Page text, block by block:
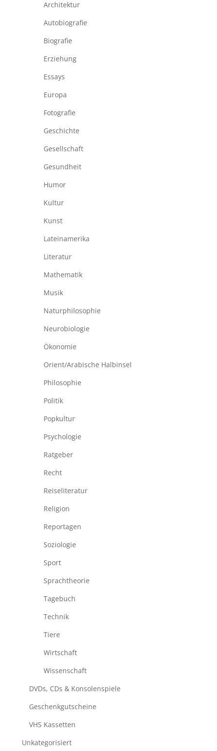
Architektur
Autobiografie
Biografie
Erziehung
Essays
Europa
Fotografie
Geschichte
Gesellschaft
Gesundheit
Humor
Kultur
Kunst
Lateinamerika
Literatur
Mathematik
Musik
Naturphilosophie
Neurobiologie
Ökonomie
Orient/Arabische Halbinsel
Philosophie
Politik
Popkultur
Psychologie
Ratgeber
Recht
Reiseliteratur
Religion
Reportagen
Soziologie
Sport
Sprachtheorie
Tagebuch
Technik
Tiere
Wirtschaft
Wissenschaft
DVDs, CDs & Konsolenspiele
Geschenkgutscheine
VHS Kassetten
Unkategorisiert